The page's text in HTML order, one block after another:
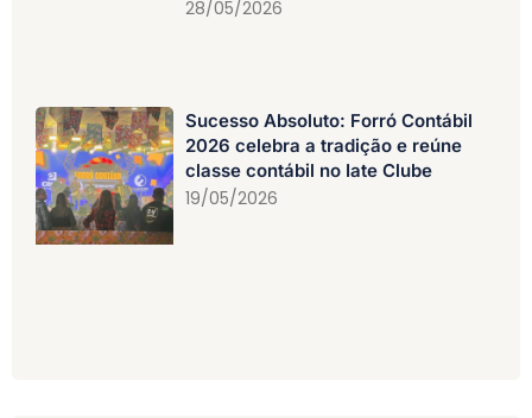
28/05/2026
Sucesso Absoluto: Forró Contábil
2026 celebra a tradição e reúne
classe contábil no Iate Clube
19/05/2026